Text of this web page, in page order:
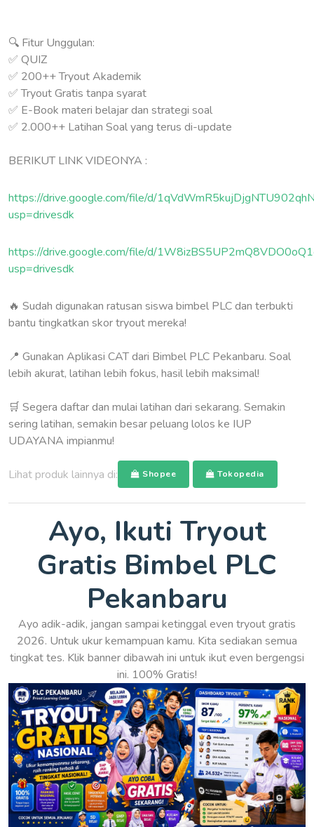
🔍 Fitur Unggulan:
✅ QUIZ
✅ 200++ Tryout Akademik
✅ Tryout Gratis tanpa syarat
✅ E-Book materi belajar dan strategi soal
✅ 2.000++ Latihan Soal yang terus di-update
BERIKUT LINK VIDEONYA :
https://drive.google.com/file/d/
usp=drivesdk
https://drive.google.com/file/d/
usp=drivesdk
🔥 Sudah digunakan ratusan siswa bimbel PLC dan terbukti
bantu tingkatkan skor tryout mereka!
📍 Gunakan Aplikasi CAT dari Bimbel PLC Pekanbaru. Soal
lebih akurat, latihan lebih fokus, hasil lebih maksimal!
🛒 Segera daftar dan mulai latihan dari sekarang. Semakin
sering latihan, semakin besar peluang lolos ke IUP
UDAYANA impianmu!
Lihat produk lainnya di: Shopee Tokopedia
Ayo, Ikuti Tryout
Gratis Bimbel PLC
Pekanbaru
Ayo adik-adik, jangan sampai ketinggal even tryout gratis
2026. Untuk ukur kemampuan kamu. Kita sediakan semua
tingkat tes. Klik banner dibawah ini untuk ikut even bergengsi
ini. 100% Gratis!